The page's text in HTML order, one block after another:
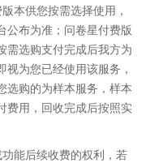
本供您按需选择使用，
公布为准；问卷星付费版
需选购支付完成后我方为
为您已经使用该服务，
选购的为样本服务，样本
费用，回收完成后按照实
能后续收费的权利，若